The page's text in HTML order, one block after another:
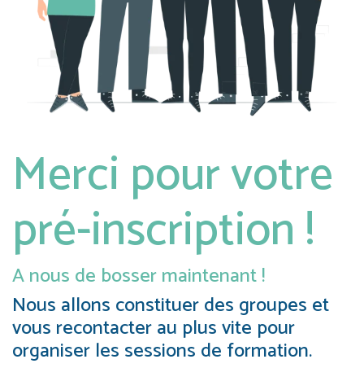
Merci pour votre
pré-inscription !
A nous de bosser maintenant !
Nous allons constituer des groupes et
vous recontacter au plus vite pour
organiser les sessions de formation.